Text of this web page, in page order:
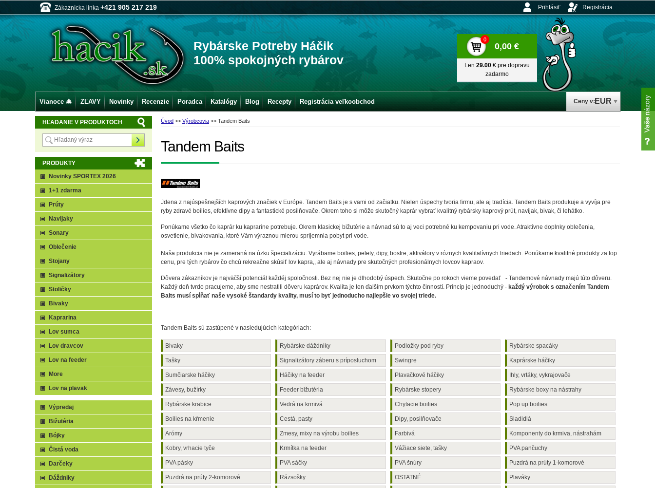
Zákaznícka linka +421 905 217 219
Rybárske Potreby Háčik
100% spokojných rybárov
Ceny v: EUR
Prihlásiť Registrácia
0
0,00 €
Len 29.00 € pre dopravu
zadarmo
Úvod >> Výrobcovia >> Tandem Baits
Tandem Baits
Jdena z najúspešnejších kaprových značiek v Európe. Tandem Baits je s vami od začiatku. Nielen úspechy tvoria firmu, ale aj tradícia. Tandem Baits produkuje a vyvíja pre
ryby zdravé boilies, efektívne dipy a fantastické posilňovače. Okrem toho si môže skutočný kaprár vybrať kvalitný rybársky kaprový prút, navijak, bivak, či lehátko.
Ponúkame všetko čo kaprár ku kaprarine potrebuje. Okrem klasickej bižutérie a návnad sú to aj veci potrebné ku kempovaniu pri vode. Atraktívne doplnky oblečenia,
osvetlenie, bivakovania, ktoré Vám výraznou mierou spríjemnia pobyt pri vode.
Naša produkcia nie je zameraná na úzku špecializáciu. Vyrábame boilies, pelety, dipy, bostre, aktivátory v róznych kvalitatívnych triedach. Ponúkame kvalitné produkty za top
cenu, pre tých rybárov čo chcú rekreačne skúsiť lov kapra,, ale aj návnady pre skutočných profesionálnych lovcov kapraov.
Dôvera zákazníkov je najväčší potenciál každéj spoločnosti. Bez nej nie je dlhodobý úspech. Skutočne po rokoch vieme povedať - Tandemové návnady majú túto dôveru.
Každý deň tvrdo pracujeme, aby sme nestratili dôveru kaprárov. Kvalita je len ďalším prvkom týchto činností. Princíp je jednoduchý - každý výrobok s označením Tandem
Baits musí spĺňať naše vysoké štandardy kvality, musí to byť jednoducho najlepšie vo svojej triede.
Tandem Baits sú zastúpené v nasledujúcich kategóriach:
Bivaky Rybárske dáždniky Podložky pod ryby Rybárske spacáky
Tašky Signalizátory záberu s príposluchom Swingre Kaprárske háčiky
Sumčiarske háčiky Háčiky na feeder Plavačkové háčiky Ihly, vrtáky, vykrajovače
Závesy, bužírky Feeder bižutéria Rybárske stopery Rybárske boxy na nástrahy
Rybárske krabice Vedrá na krmivá Chytacie boilies Pop up boilies
Boilies na kŕmenie Cestá, pasty Dipy, posilňovače Sladidlá
Arómy Zmesy, mixy na výrobu boilies Farbivá Komponenty do krmiva, nástrahám
Kobry, vrhacie tyče Krmítka na feeder Vážiace siete, tašky PVA pančuchy
PVA pásky PVA sáčky PVA šnúry Puzdrá na prúty 1-komorové
Puzdrá na prúty 2-komorové Rázsošky OSTATNÉ Plaváky
HĽADANIE V PRODUKTOCH
PRODUKTY
Novinky SPORTEX 2026
1+1 zdarma
Prúty
Navijaky
Sonary
Oblečenie
Stojany
Signalizátory
Stoličky
Bivaky
Kaprarina
Lov sumca
Lov dravcov
Lov na feeder
More
Lov na plavak
Výpredaj
Bižutéria
Bójky
Čistá voda
Darčeky
Dáždniky
Vianoce 🎄 ZĽAVY Novinky Recenzie Poradca Katalógy Blog Recepty Registrácia veľkoobchod